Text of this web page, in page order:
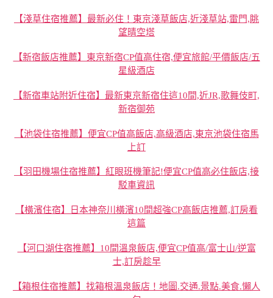
【淺草住宿推薦】最新必住！東京淺草飯店,近淺草站,雷門,眺
望晴空塔
【新宿飯店推薦】東京新宿CP值高住宿,便宜旅館/平價飯店/五
星級酒店
【新宿車站附近住宿】最新東京新宿住這10間,近JR,歌舞伎町,
新宿御苑
【池袋住宿推薦】便宜CP值高飯店,高級酒店,東京池袋住宿馬
上訂
【羽田機場住宿推薦】紅眼班機筆記!便宜CP值高必住飯店,接
駁車資訊
【橫濱住宿】日本神奈川橫濱10間超強CP高飯店推薦,訂房看
這篇
【河口湖住宿推薦】10間溫泉飯店,便宜CP值高/富士山/逆富
士,訂房趁早
【箱根住宿推薦】找箱根溫泉飯店！地圖.交通.景點.美食.懶人